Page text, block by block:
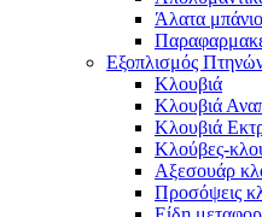
Άλατα
Εξοπλισμός
Κλουβιά
Κλουβιά
Κλουβιά
Κλούβες-
Αξεσουάρ
Προσόψεις